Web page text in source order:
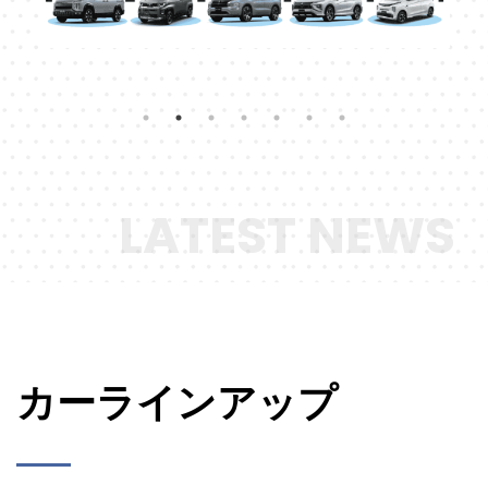
およびカナダに投入
2026.2.5
た！
LATEST NEWS
カーラインアップ